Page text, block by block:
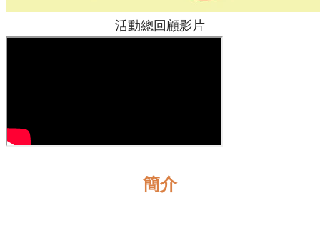
活動總回顧影片
簡介